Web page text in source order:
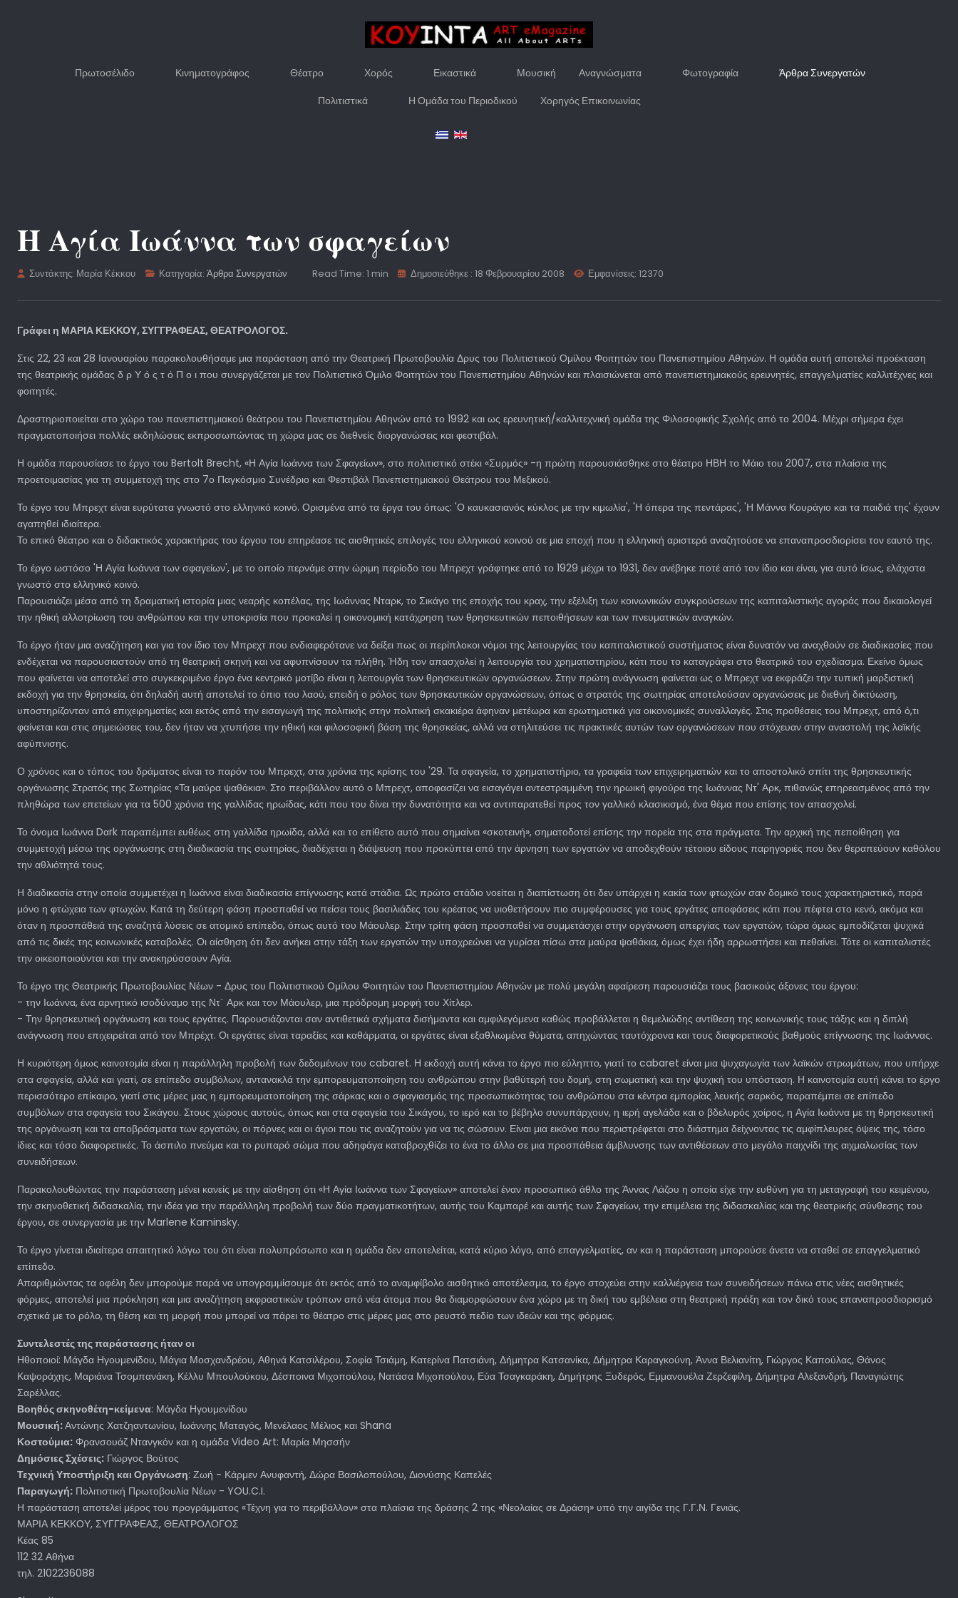
Πρωτοσέλιδο Κινηματογράφος Θέατρο Χορός Εικαστικά Μουσική Αναγνώσματα Φωτογραφία Άρθρα Συνεργατών
Πολιτιστικά Η Ομάδα του Περιοδικού Χορηγός Επικοινωνίας
Η Αγία Ιωάννα των σφαγείων
Συντάκτης: Μαρία Κέκκου Κατηγορία:Άρθρα Συνεργατών Read Time: 1 min Δημοσιεύθηκε : 18 Φεβρουαρίου 2008 Εμφανίσεις: 12370
Γράφει η ΜΑΡΙΑ ΚΕΚΚΟΥ, ΣΥΓΓΡΑΦΕΑΣ, ΘΕΑΤΡΟΛΟΓΟΣ.
Στις 22, 23 και 28 Ιανουαρίου παρακολουθήσαμε μια παράσταση από την Θεατρική Πρωτοβουλία Δρυς του Πολιτιστικού Ομίλου Φοιτητών του Πανεπιστημίου Αθηνών. Η ομάδα αυτή αποτελεί προέκταση
της θεατρικής ομάδας δ ρ Υ ό ς τ ό Π ο ι που συνεργάζεται με τον Πολιτιστικό Όμιλο Φοιτητών του Πανεπιστημίου Αθηνών και πλαισιώνεται από πανεπιστημιακούς ερευνητές, επαγγελματίες καλλιτέχνες και
φοιτητές.
Δραστηριοποιείται στο χώρο του πανεπιστημιακού θεάτρου του Πανεπιστημίου Αθηνών από το 1992 και ως ερευνητική/καλλιτεχνική ομάδα της Φιλοσοφικής Σχολής από το 2004. Μέχρι σήμερα έχει
πραγματοποιήσει πολλές εκδηλώσεις εκπροσωπώντας τη χώρα μας σε διεθνείς διοργανώσεις και φεστιβάλ.
Η ομάδα παρουσίασε το έργο του Bertolt Brecht, «Η Αγία Ιωάννα των Σφαγείων», στο πολιτιστικό στέκι «Συρμός» -η πρώτη παρουσιάσθηκε στο θέατρο ΗΒΗ το Μάιο του 2007, στα πλαίσια της
προετοιμασίας για τη συμμετοχή της στο 7ο Παγκόσμιο Συνέδριο και Φεστιβάλ Πανεπιστημιακού Θεάτρου του Μεξικού.
Το έργο του Μπρεχτ είναι ευρύτατα γνωστό στο ελληνικό κοινό. Ορισμένα από τα έργα του όπως: 'Ο καυκασιανός κύκλος με την κιμωλία', 'Η όπερα της πεντάρας', 'Η Μάννα Κουράγιο και τα παιδιά της' έχουν
αγαπηθεί ιδιαίτερα.
Το επικό θέατρο και ο διδακτικός χαρακτήρας του έργου του επηρέασε τις αισθητικές επιλογές του ελληνικού κοινού σε μια εποχή που η ελληνική αριστερά αναζητούσε να επαναπροσδιορίσει τον εαυτό της.
Το έργο ωστόσο 'Η Αγία Ιωάννα των σφαγείων', με το οποίο περνάμε στην ώριμη περίοδο του Μπρεχτ γράφτηκε από το 1929 μέχρι το 1931, δεν ανέβηκε ποτέ από τον ίδιο και είναι, για αυτό ίσως, ελάχιστα
γνωστό στο ελληνικό κοινό.
Παρουσιάζει μέσα από τη δραματική ιστορία μιας νεαρής κοπέλας, της Ιωάννας Νταρκ, το Σικάγο της εποχής του κραχ, την εξέλιξη των κοινωνικών συγκρούσεων της καπιταλιστικής αγοράς που δικαιολογεί
την ηθική αλλοτρίωση του ανθρώπου και την υποκρισία που προκαλεί η οικονομική κατάχρηση των θρησκευτικών πεποιθήσεων και των πνευματικών αναγκών.
Το έργο ήταν μια αναζήτηση και για τον ίδιο τον Μπρεχτ που ενδιαφερότανε να δείξει πως οι περίπλοκοι νόμοι της λειτουργίας του καπιταλιστικού συστήματος είναι δυνατόν να αναχθούν σε διαδικασίες που
ενδέχεται να παρουσιαστούν από τη θεατρική σκηνή και να αφυπνίσουν τα πλήθη. Ήδη τον απασχολεί η λειτουργία του χρηματιστηρίου, κάτι που το καταγράφει στο θεατρικό του σχεδίασμα. Εκείνο όμως
που φαίνεται να αποτελεί στο συγκεκριμένο έργο ένα κεντρικό μοτίβο είναι η λειτουργία των θρησκευτικών οργανώσεων. Στην πρώτη ανάγνωση φαίνεται ως ο Μπρεχτ να εκφράζει την τυπική μαρξιστική
εκδοχή για την θρησκεία, ότι δηλαδή αυτή αποτελεί το όπιο του λαού, επειδή ο ρόλος των θρησκευτικών οργανώσεων, όπως ο στρατός της σωτηρίας αποτελούσαν οργανώσεις με διεθνή δικτύωση,
υποστηρίζονταν από επιχειρηματίες και εκτός από την εισαγωγή της πολιτικής στην πολιτική σκακιέρα άφηναν μετέωρα και ερωτηματικά για οικονομικές συναλλαγές. Στις προθέσεις του Μπρεχτ, από ό,τι
φαίνεται και στις σημειώσεις του, δεν ήταν να χτυπήσει την ηθική και φιλοσοφική βάση της θρησκείας, αλλά να στηλιτεύσει τις πρακτικές αυτών των οργανώσεων που στόχευαν στην αναστολή της λαϊκής
αφύπνισης.
Ο χρόνος και ο τόπος του δράματος είναι το παρόν του Μπρεχτ, στα χρόνια της κρίσης του '29. Τα σφαγεία, το χρηματιστήριο, τα γραφεία των επιχειρηματιών και το αποστολικό σπίτι της θρησκευτικής
οργάνωσης Στρατός της Σωτηρίας «Τα μαύρα ψαθάκια». Στο περιβάλλον αυτό ο Μπρεχτ, αποφασίζει να εισαγάγει αντεστραμμένη την ηρωική φιγούρα της Ιωάννας Ντ' Αρκ, πιθανώς επηρεασμένος από την
πληθώρα των επετείων για τα 500 χρόνια της γαλλίδας ηρωίδας, κάτι που του δίνει την δυνατότητα και να αντιπαρατεθεί προς τον γαλλικό κλασικισμό, ένα θέμα που επίσης τον απασχολεί.
Το όνομα Ιωάννα Dαrk παραπέμπει ευθέως στη γαλλίδα ηρωίδα, αλλά και το επίθετο αυτό που σημαίνει «σκοτεινή», σηματοδοτεί επίσης την πορεία της στα πράγματα. Την αρχική της πεποίθηση για
συμμετοχή μέσω της οργάνωσης στη διαδικασία της σωτηρίας, διαδέχεται η διάψευση που προκύπτει από την άρνηση των εργατών να αποδεχθούν τέτοιου είδους παρηγοριές που δεν θεραπεύουν καθόλου
την αθλιότητά τους.
Η διαδικασία στην οποία συμμετέχει η Ιωάννα είναι διαδικασία επίγνωσης κατά στάδια. Ως πρώτο στάδιο νοείται η διαπίστωση ότι δεν υπάρχει η κακία των φτωχών σαν δομικό τους χαρακτηριστικό, παρά
μόνο η φτώχεια των φτωχών. Κατά τη δεύτερη φάση προσπαθεί να πείσει τους βασιλιάδες του κρέατος να υιοθετήσουν πιο συμφέρουσες για τους εργάτες αποφάσεις κάτι που πέφτει στο κενό, ακόμα και
όταν η προσπάθειά της αναζητά λύσεις σε ατομικό επίπεδο, όπως αυτό του Μάουλερ. Στην τρίτη φάση προσπαθεί να συμμετάσχει στην οργάνωση απεργίας των εργατών, τώρα όμως εμποδίζεται ψυχικά
από τις δικές της κοινωνικές καταβολές. Οι αίσθηση ότι δεν ανήκει στην τάξη των εργατών την υποχρεώνει να γυρίσει πίσω στα μαύρα ψαθάκια, όμως έχει ήδη αρρωστήσει και πεθαίνει. Τότε οι καπιταλιστές
την οικειοποιούνται και την ανακηρύσσουν Αγία.
Το έργο της Θεατρικής Πρωτοβουλίας Νέων - Δρυς του Πολιτιστικού Ομίλου Φοιτητών του Πανεπιστημίου Αθηνών με πολύ μεγάλη αφαίρεση παρουσιάζει τους βασικούς άξονες του έργου:
- την Ιωάννα, ένα αρνητικό ισοδύναμο της Ντ΄ Αρκ και τον Μάουλερ, μια πρόδρομη μορφή του Χίτλερ.
- Την θρησκευτική οργάνωση και τους εργάτες. Παρουσιάζονται σαν αντιθετικά σχήματα δισήμαντα και αμφιλεγόμενα καθώς προβάλλεται η θεμελιώδης αντίθεση της κοινωνικής τους τάξης και η διπλή
ανάγνωση που επιχειρείται από τον Μπρέχτ. Οι εργάτες είναι ταραξίες και καθάρματα, οι εργάτες είναι εξαθλιωμένα θύματα, απηχώντας ταυτόχρονα και τους διαφορετικούς βαθμούς επίγνωσης της Ιωάννας.
Η κυριότερη όμως καινοτομία είναι η παράλληλη προβολή των δεδομένων του cabaret. Η εκδοχή αυτή κάνει το έργο πιο εύληπτο, γιατί το cabaret είναι μια ψυχαγωγία των λαϊκών στρωμάτων, που υπήρχε
στα σφαγεία, αλλά και γιατί, σε επίπεδο συμβόλων, αντανακλά την εμπορευματοποίηση του ανθρώπου στην βαθύτερή του δομή, στη σωματική και την ψυχική του υπόσταση. Η καινοτομία αυτή κάνει το έργο
περισσότερο επίκαιρο, γιατί στις μέρες μας η εμπορευματοποίηση της σάρκας και ο σφαγιασμός της προσωπικότητας του ανθρώπου στα κέντρα εμπορίας λευκής σαρκός, παραπέμπει σε επίπεδο
συμβόλων στα σφαγεία του Σικάγου. Στους χώρους αυτούς, όπως και στα σφαγεία του Σικάγου, το ιερό και το βέβηλο συνυπάρχουν, η ιερή αγελάδα και ο βδελυρός χοίρος, η Αγία Ιωάννα με τη θρησκευτική
της οργάνωση και τα αποβράσματα των εργατών, οι πόρνες και οι άγιοι που τις αναζητούν για να τις σώσουν. Είναι μια εικόνα που περιστρέφεται στο διάστημα δείχνοντας τις αμφίπλευρες όψεις της, τόσο
ίδιες και τόσο διαφορετικές. Το άσπιλο πνεύμα και το ρυπαρό σώμα που αδηφάγα καταβροχθίζει το ένα το άλλο σε μια προσπάθεια άμβλυνσης των αντιθέσεων στο μεγάλο παιχνίδι της αιχμαλωσίας των
συνειδήσεων.
Παρακολουθώντας την παράσταση μένει κανείς με την αίσθηση ότι «Η Αγία Ιωάννα των Σφαγείων» αποτελεί έναν προσωπικό άθλο της Άννας Λάζου η οποία είχε την ευθύνη για τη μεταγραφή του κειμένου,
την σκηνοθετική διδασκαλία, την ιδέα για την παράλληλη προβολή των δύο πραγματικοτήτων, αυτής του Καμπαρέ και αυτής των Σφαγείων, την επιμέλεια της διδασκαλίας και της θεατρικής σύνθεσης του
έργου, σε συνεργασία με την Marlene Kaminsky.
Το έργο γίνεται ιδιαίτερα απαιτητικό λόγω του ότι είναι πολυπρόσωπο και η ομάδα δεν αποτελείται, κατά κύριο λόγο, από επαγγελματίες, αν και η παράσταση μπορούσε άνετα να σταθεί σε επαγγελματικό
επίπεδο.
Απαριθμώντας τα οφέλη δεν μπορούμε παρά να υπογραμμίσουμε ότι εκτός από το αναμφίβολο αισθητικό αποτέλεσμα, το έργο στοχεύει στην καλλιέργεια των συνειδήσεων πάνω στις νέες αισθητικές
φόρμες, αποτελεί μια πρόκληση και μια αναζήτηση εκφραστικών τρόπων από νέα άτομα που θα διαμορφώσουν ένα χώρο με τη δική του εμβέλεια στη θεατρική πράξη και τον δικό τους επαναπροσδιορισμό
σχετικά με το ρόλο, τη θέση και τη μορφή που μπορεί να πάρει το θέατρο στις μέρες μας στο ρευστό πεδίο των ιδεών και της φόρμας.
Συντελεστές της παράστασης ήταν οι
Ηθοποιοί: Μάγδα Ηγουμενίδου, Μάγια Μοσχανδρέου, Αθηνά Κατσιλέρου, Σοφία Τσιάμη, Κατερίνα Πατσιάνη, Δήμητρα Κατσανίκα, Δήμητρα Καραγκούνη, Άννα Βελιανίτη, Γιώργος Καπούλας, Θάνος
Καψοράχης, Μαριάνα Τσομπανάκη, Κέλλυ Μπουλούκου, Δέσποινα Μιχοπούλου, Νατάσα Μιχοπούλου, Εύα Τσαγκαράκη, Δημήτρης Ξυδερός, Εμμανουέλα Ζερζεφίλη, Δήμητρα Αλεξανδρή, Παναγιώτης
Σαρέλλας.
Βοηθός σκηνοθέτη-κείμενα: Μάγδα Ηγουμενίδου
Μουσική:Αντώνης Χατζηαντωνίου, Ιωάννης Ματαγός, Μενέλαος Μέλιος και Shana
Κοστούμια: Φρανσουάζ Ντανγκόν και η ομάδα Video Art: Μαρία Μησσήν
Δημόσιες Σχέσεις: Γιώργος Βούτος
Τεχνική Υποστήριξη και Οργάνωση: Ζωή - Κάρμεν Ανυφαντή, Δώρα Βασιλοπούλου, Διονύσης Καπελές
Παραγωγή: Πολιτιστική Πρωτοβουλία Νέων - YOU.C.I.
Η παράσταση αποτελεί μέρος του προγράμματος «Τέχνη για το περιβάλλον» στα πλαίσια της δράσης 2 της «Νεολαίας σε Δράση» υπό την αιγίδα της Γ.Γ.Ν. Γενιάς.
ΜΑΡΙΑ ΚΕΚΚΟΥ, ΣΥΓΓΡΑΦΕΑΣ, ΘΕΑΤΡΟΛΟΓΟΣ
Κέας 85
112 32 Αθήνα
τηλ. 2102236088